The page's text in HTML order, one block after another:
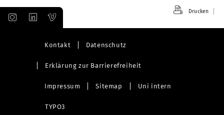
Drucken
Kontakt Datenschutz
Erklärung zur Barrierefreiheit
Impressum Sitemap Uni intern
TYPO3